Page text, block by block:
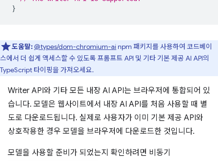
}
도움말:@types/dom-chromium-ai npm 패키지를 사용하여 코드베이
스에서 더 쉽게 액세스할 수 있도록 프롬프트 API 및 기타 기본 제공 AI API의
TypeScript 타이핑을 가져오세요.
Writer API와 기타 모든 내장 AI API는 브라우저에 통합되어 있
습니다. 모델은 웹사이트에서 내장 AI API를 처음 사용할 때 별
도로 다운로드됩니다. 실제로 사용자가 이미 기본 제공 API와
상호작용한 경우 모델을 브라우저에 다운로드한 것입니다.
모델을 사용할 준비가 되었는지 확인하려면 비동기